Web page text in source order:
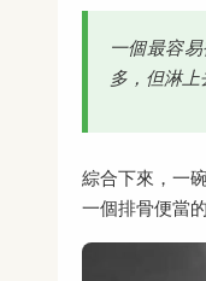
一個最容
多，但淋
綜合下來，一
一個排骨便當